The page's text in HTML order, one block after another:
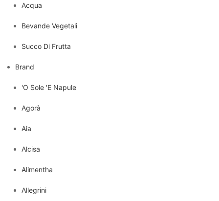
Acqua
Bevande Vegetali
Succo Di Frutta
Brand
'O Sole 'E Napule
Agorà
Aia
Alcisa
Alimentha
Allegrini